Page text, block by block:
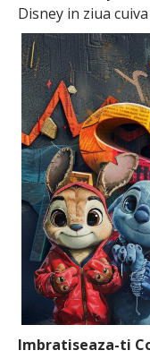
Disney in ziua
Imbratiseaza-ti